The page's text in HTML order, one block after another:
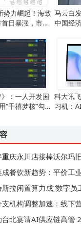
势力崛起！海致
日暴涨，市值
马云白
中国经
》：一人开发国
“千禧梦核”勾起
科大讯
习机：
永川店接棒沃尔玛旧址 开业盛
餐饮新趋势：平价工业化与高
闲置算力成“数字员工”摇篮？xAI人类
构调整加速：线下营业部精简优化 线
宴请AI供应链高管 2026年AI算力市